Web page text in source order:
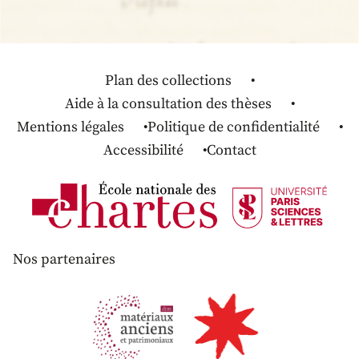
Plan des collections
Aide à la consultation des thèses
Mentions légales
Politique de confidentialité
Accessibilité
Contact
Nos partenaires